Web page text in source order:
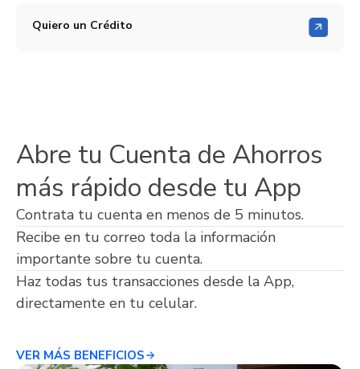
Quiero un Crédito
Abre tu Cuenta de Ahorros
más rápido desde tu App
Contrata tu cuenta en menos de 5 minutos.
Recibe en tu correo toda la información
importante sobre tu cuenta.
Haz todas tus transacciones desde la App,
directamente en tu celular.
VER MÁS BENEFICIOS